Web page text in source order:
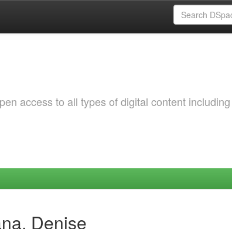
access to all types of digital content
Denise